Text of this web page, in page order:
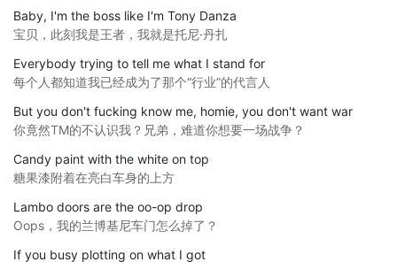
Baby, I'm the boss like I'm Tony Danza
宝贝，此刻我是王者，我就是托尼·丹扎
Everybody trying to tell me what I stand for
每个人都知道我已经成为了那个“行业”的代言人
But you don't fucking know me, homie, you don't want war
你竟然TM的不认识我？兄弟，难道你想要一场战争？
Candy paint with the white on top
糖果漆附着在亮白车身的上方
Lambo doors are the oo-op drop
Oops，我的兰博基尼车门怎么掉了？
If you busy plotting on what I got